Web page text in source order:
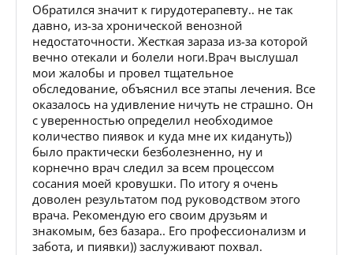
Обратился значит к гирудотерапевту.. не так
давно, из-за хронической венозной
недостаточности. Жесткая зараза из-за которой
вечно отекали и болели ноги.Врач выслушал
мои жалобы и провел тщательное
обследование, объяснил все этапы лечения. Все
оказалось на удивление ничуть не страшно. Он
с уверенностью определил необходимое
количество пиявок и куда мне их кидануть))
было практически безболезненно, ну и
корнечно врач следил за всем процессом
сосания моей кровушки. По итогу я очень
доволен результатом под руководством этого
врача. Рекомендую его своим друзьям и
знакомым, без базара.. Его профессионализм и
забота, и пиявки)) заслуживают похвал.